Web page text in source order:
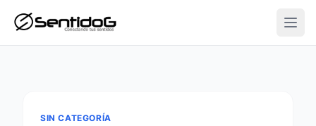
SIN CATEGORÍA